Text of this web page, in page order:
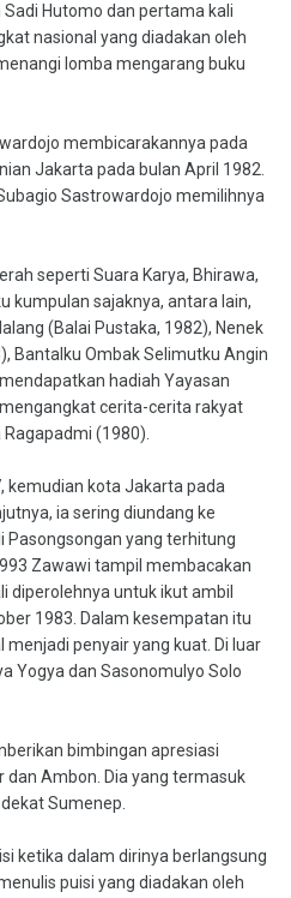
Hutomo dan pertama kali
nasional yang diadakan oleh
lomba mengarang buku
membicarakannya pada
Jakarta pada bulan April 1982.
Sastrowardojo memilihnya
seperti Suara Karya, Bhirawa,
kumpulan sajaknya, antara lain,
(Balai Pustaka, 1982), Nenek
Bantalku Ombak Selimutku Angin
hadiah Yayasan
cerita-cerita rakyat
(1980).
kemudian kota Jakarta pada
ia sering diundang ke
yang terhitung
Zawawi tampil membacakan
diperolehnya untuk ikut ambil
1983. Dalam kesempatan itu
penyair yang kuat. Di luar
Yogya dan Sasonomulyo Solo
bimbingan apresiasi
dan Ambon. Dia yang termasuk
Sumenep.
ketika dalam dirinya berlangsung
puisi yang diadakan oleh